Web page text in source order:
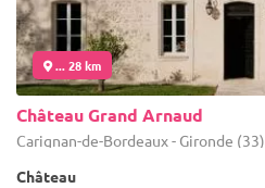
... 28 km
Château Grand Arnaud
Carignan-de-Bordeaux - Gironde (33)
Château